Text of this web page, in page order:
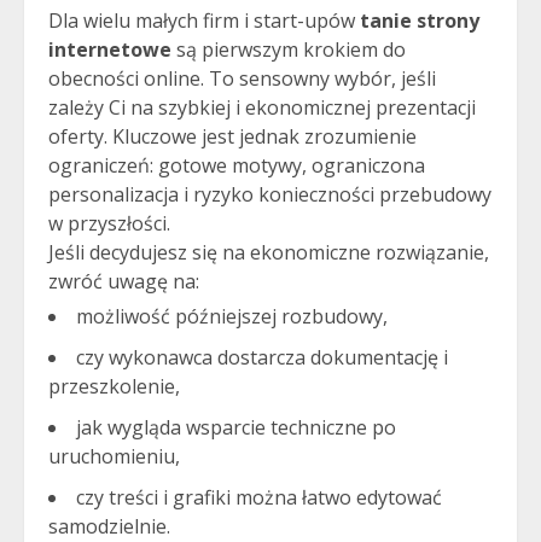
Dla wielu małych firm i start-upów tanie strony
internetowe są pierwszym krokiem do
obecności online. To sensowny wybór, jeśli
zależy Ci na szybkiej i ekonomicznej prezentacji
oferty. Kluczowe jest jednak zrozumienie
ograniczeń: gotowe motywy, ograniczona
personalizacja i ryzyko konieczności przebudowy
w przyszłości.
Jeśli decydujesz się na ekonomiczne rozwiązanie,
zwróć uwagę na:
możliwość późniejszej rozbudowy,
czy wykonawca dostarcza dokumentację i
przeszkolenie,
jak wygląda wsparcie techniczne po
uruchomieniu,
czy treści i grafiki można łatwo edytować
samodzielnie.